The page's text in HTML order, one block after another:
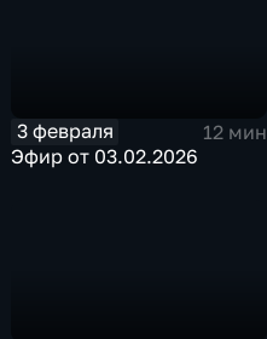
3 февраля
12 мин
Эфир от 03.02.2026